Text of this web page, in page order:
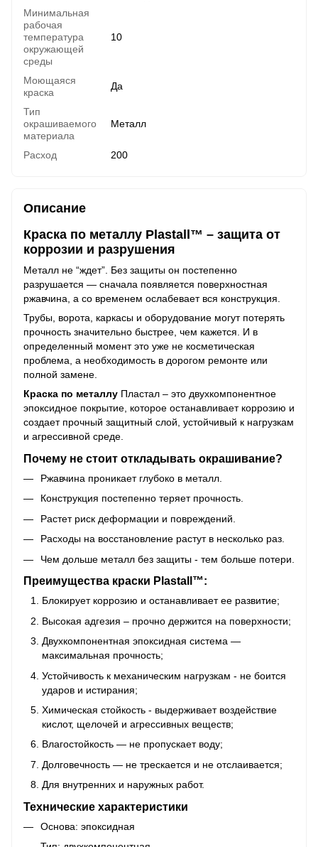
Минимальная
рабочая
температура
окружающей
среды
10
Моющаяся
краска
Да
Тип
окрашиваемого
материала
Металл
Расход 200
Описание
Краска по металлу Plastall™ – защита от
коррозии и разрушения
Металл не “ждет”. Без защиты он постепенно
разрушается — сначала появляется поверхностная
ржавчина, а со временем ослабевает вся конструкция.
Трубы, ворота, каркасы и оборудование могут потерять
прочность значительно быстрее, чем кажется. И в
определенный момент это уже не косметическая
проблема, а необходимость в дорогом ремонте или
полной замене.
Краска по металлу Пластал – это двухкомпонентное
эпоксидное покрытие, которое останавливает коррозию и
создает прочный защитный слой, устойчивый к нагрузкам
и агрессивной среде.
Почему не стоит откладывать окрашивание?
Ржавчина проникает глубоко в металл.
Конструкция постепенно теряет прочность.
Растет риск деформации и повреждений.
Расходы на восстановление растут в несколько раз.
Чем дольше металл без защиты - тем больше потери.
Преимущества краски Plastall™:
Блокирует коррозию и останавливает ее развитие;
Высокая адгезия – прочно держится на поверхности;
Двухкомпонентная эпоксидная система —
максимальная прочность;
Устойчивость к механическим нагрузкам - не боится
ударов и истирания;
Химическая стойкость - выдерживает воздействие
кислот, щелочей и агрессивных веществ;
Влагостойкость — не пропускает воду;
Долговечность — не трескается и не отслаивается;
Для внутренних и наружных работ.
Технические характеристики
Основа: эпоксидная